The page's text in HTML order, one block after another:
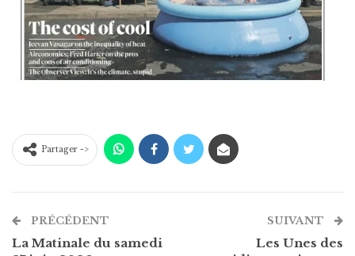
Partager ->
PRÉCÉDENT
La Matinale du samedi
SUIVANT
Les Unes des